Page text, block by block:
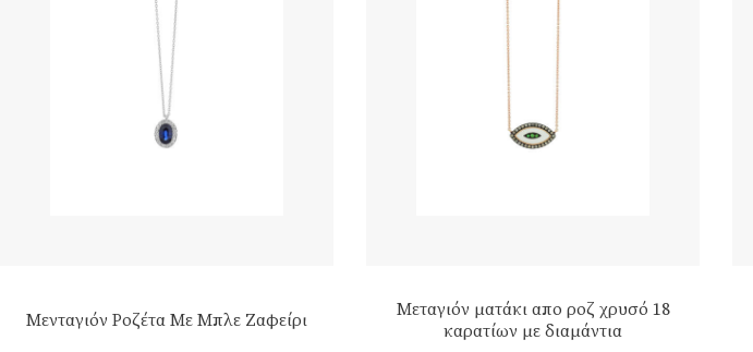
Μενταγιόν Ροζέτα Με Μπλε Ζαφείρι
Μεταγιόν ματάκι απο ροζ χρυσό 18
καρατίων με διαμάντια